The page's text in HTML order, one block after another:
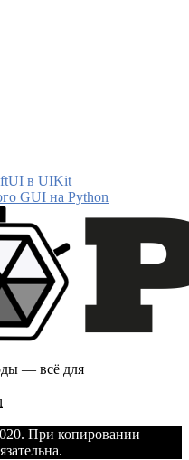
в UIKit
GUI на Python
— всё для
При копировании